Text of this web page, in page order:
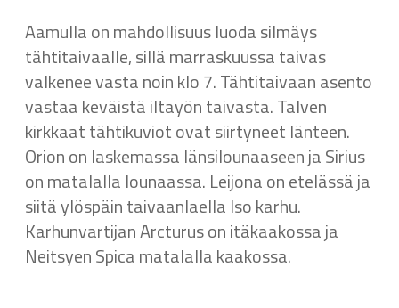
Aamulla on mahdollisuus luoda silmäys
tähtitaivaalle, sillä marraskuussa taivas
valkenee vasta noin klo 7. Tähtitaivaan asento
vastaa keväistä iltayön taivasta. Talven
kirkkaat tähtikuviot ovat siirtyneet länteen.
Orion on laskemassa länsilounaaseen ja Sirius
on matalalla lounaassa. Leijona on etelässä ja
siitä ylöspäin taivaanlaella Iso karhu.
Karhunvartijan Arcturus on itäkaakossa ja
Neitsyen Spica matalalla kaakossa.